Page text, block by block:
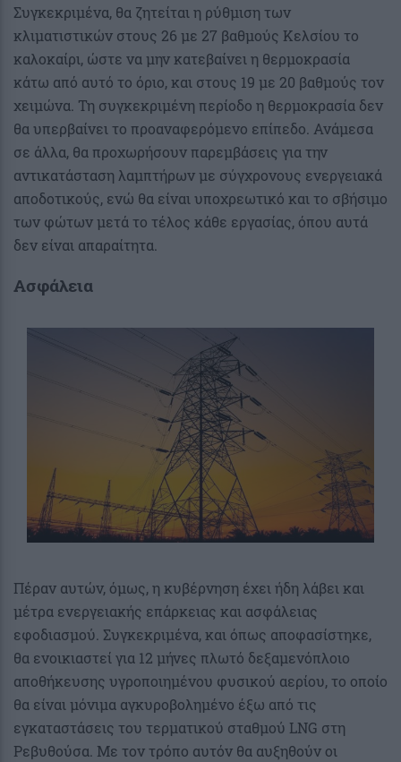
Συγκεκριμένα, θα ζητείται η ρύθμιση των
κλιματιστικών στους 26 με 27 βαθμούς Κελσίου το
καλοκαίρι, ώστε να μην κατεβαίνει η θερμοκρασία
κάτω από αυτό το όριο, και στους 19 με 20 βαθμούς τον
χειμώνα. Τη συγκεκριμένη περίοδο η θερμοκρασία δεν
θα υπερβαίνει το προαναφερόμενο επίπεδο. Ανάμεσα
σε άλλα, θα προχωρήσουν παρεμβάσεις για την
αντικατάσταση λαμπτήρων με σύγχρονους ενεργειακά
αποδοτικούς, ενώ θα είναι υποχρεωτικό και το σβήσιμο
των φώτων μετά το τέλος κάθε εργασίας, όπου αυτά
δεν είναι απαραίτητα.
Ασφάλεια
Πέραν αυτών, όμως, η κυβέρνηση έχει ήδη λάβει και
μέτρα ενεργειακής επάρκειας και ασφάλειας
εφοδιασμού. Συγκεκριμένα, και όπως αποφασίστηκε,
θα ενοικιαστεί για 12 μήνες πλωτό δεξαμενόπλοιο
αποθήκευσης υγροποιημένου φυσικού αερίου, το οποίο
θα είναι μόνιμα αγκυροβολημένο έξω από τις
εγκαταστάσεις του τερματικού σταθμού LNG στη
Ρεβυθούσα. Με τον τρόπο αυτόν θα αυξηθούν οι